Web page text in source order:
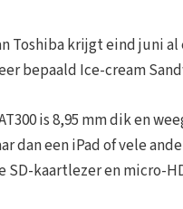
Toshiba krijgt eind juni
bepaald Ice-cream
is 8,95 mm dik en
dan een iPad of vele
SD-kaartlezer en micro-